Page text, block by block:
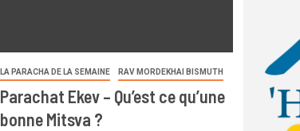
LA PARACHA DE LA SEMAINE RAV MORDEKHAI BISMUTH
Parachat Ekev – Qu’est ce qu’une
bonne Mitsva ?